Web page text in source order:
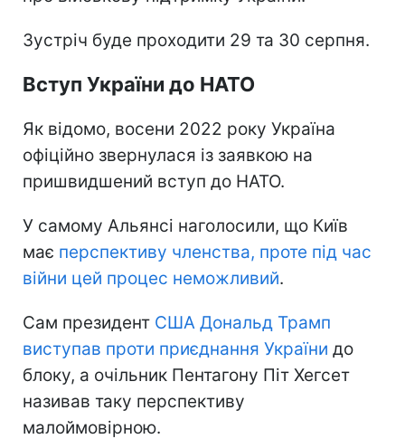
Зустріч буде проходити 29 та 30 серпня.
Вступ України до НАТО
Як відомо, восени 2022 року Україна
офіційно звернулася із заявкою на
пришвидшений вступ до НАТО.
У самому Альянсі наголосили, що Київ
має перспективу членства, проте під час
війни цей процес неможливий.
Сам президент США Дональд Трамп
виступав проти приєднання України до
блоку, а очільник Пентагону Піт Хегсет
називав таку перспективу
малоймовірною.